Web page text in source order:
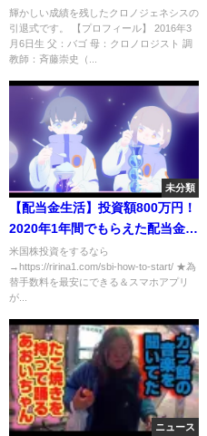
ceremony） | JRA公式
輝かしい成績を残したクロノジェネシスの
引退式です。 【プロフィール】 2016年3
月6日生 父：バゴ 母：クロノロジスト 調
教師：斉藤崇史（...
未分類
【配当金生活】投資額800万円！
2020年1年間でもらえた配当金公
開！日本株・米国株投資｜銘柄
公開｜主婦の投資｜
米国株投資をするなら
→https://ririna1.com/sbi-how-to-start/ ★為
替手数料を最安にできる＆スマホアプリ
が...
ニュース